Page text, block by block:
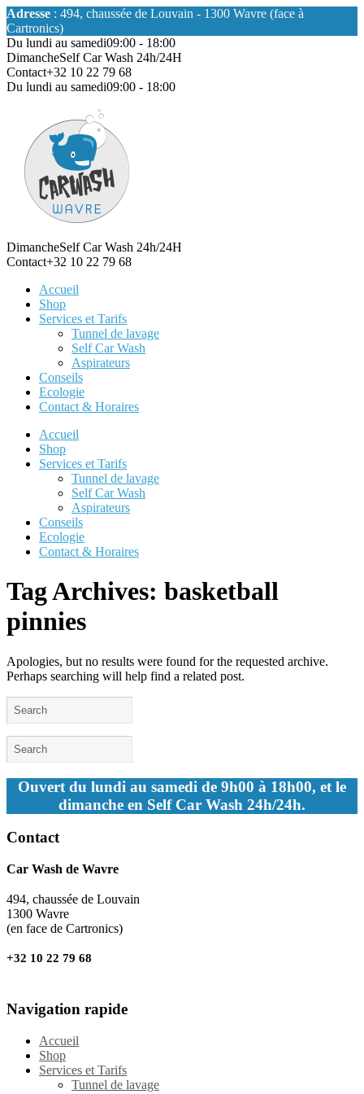
Adresse : 494, chaussée de Louvain - 1300 Wavre (face à
Cartronics)
Du lundi au samedi09:00 - 18:00
DimancheSelf Car Wash 24h/24H
Contact+32 10 22 79 68
Du lundi au samedi09:00 - 18:00
DimancheSelf Car Wash 24h/24H
Contact+32 10 22 79 68
Accueil
Shop
Services et Tarifs
Tunnel de lavage
Self Car Wash
Aspirateurs
Conseils
Ecologie
Contact & Horaires
Accueil
Shop
Services et Tarifs
Tunnel de lavage
Self Car Wash
Aspirateurs
Conseils
Ecologie
Contact & Horaires
Tag Archives: basketball
pinnies
Apologies, but no results were found for the requested archive.
Perhaps searching will help find a related post.
Ouvert du lundi au samedi de 9h00 à 18h00, et le
dimanche en Self Car Wash 24h/24h.
Contact
Car Wash de Wavre
494, chaussée de Louvain
1300 Wavre
(en face de Cartronics)
+32 10 22 79 68
Navigation rapide
Accueil
Shop
Services et Tarifs
Tunnel de lavage